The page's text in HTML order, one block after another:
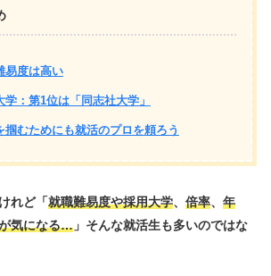
易度は高い
：第1位は「同志社大学」
掴むためにも就活のプロを頼ろう
れど「就職難易度や採用大学、 倍率、 年
気になる… 」そんな就活生も多いのではな